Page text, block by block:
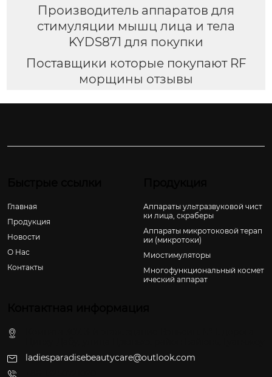
Производитель аппаратов для
стимуляции мышц лица и тела
KYDS871 для покупки
Поставщики которые покупают RF
морщины отзывы
Главная
Продукция
Новости
О Hас
Контакты
Аппараты ультразвуковой чист
ки лица, скраберы
Аппараты микротоковой терап
ии (микротоки)
Миостимуляторы
Многофункциональный космет
ический аппарат
ladiesparadisebeautycare@outlook.com